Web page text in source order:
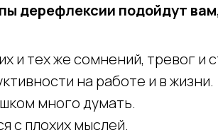
и тех же сомнений, тревог и
на работе и в жизни.
много думать.
с плохих мыслей.
дерефлексии подойдут